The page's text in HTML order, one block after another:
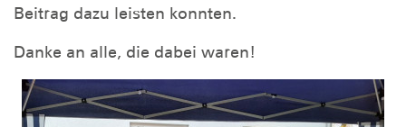
Beitrag dazu leisten konnten.
Danke an alle, die dabei waren!